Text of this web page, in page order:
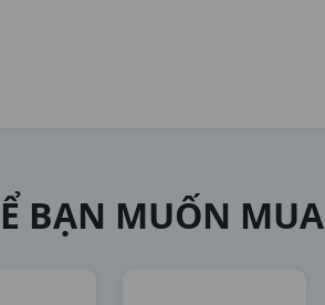
BẠN MUỐN MUA